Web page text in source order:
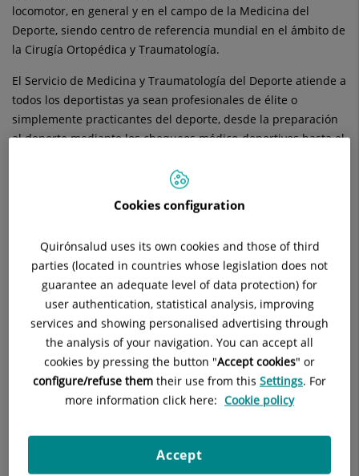
locomotor, en general y en el campo de la Medicina del
Deporte, siendo centro de referencia mundial en el ámbito de
la Cirugía Ortopédica y Traumatología.
El Servicio de Medicina y Traumatología del Deporte atiende a
todos los deportistas ya sean profesionales de élite o
simplemente practicantes del deporte, desde la preparación
al deporte mediante los chequeos médico-deportivos hasta el
y rehabilitación en el caso de lesiones.
La calidad asistencial y científica le permite formar parte del
especialistas en Cirugía Ortopédica y Traumatología
(Programa MIR). Además, está adscrito a la Universidad
Autónoma de Barcelona, desarrollando programas de
formación continuada, cursos de Doctorado y trabajos de
investigación.
ICATME
El Institut Catalá de Traumatologia i Medicina de l´Esport,
ICATME, fue creado en Barcelona en 1982 por el Prof. Dr. José
Ortopédica y Traumatología, con el objetivo principal de
agrupar de una manera global todos los aspectos
Cookies configuration
Quirónsalud uses its own cookies and those of third
parties (located in countries whose legislation does not
guarantee an adequate level of data protection) for
user authentication, statistical analysis, improving
services and showing personalised advertising through
the analysis of your navigation. You can accept all
cookies by pressing the button "Accept cookies" or
configure/refuse them their use from this Settings. For
more information click here: Cookie policy
Accept